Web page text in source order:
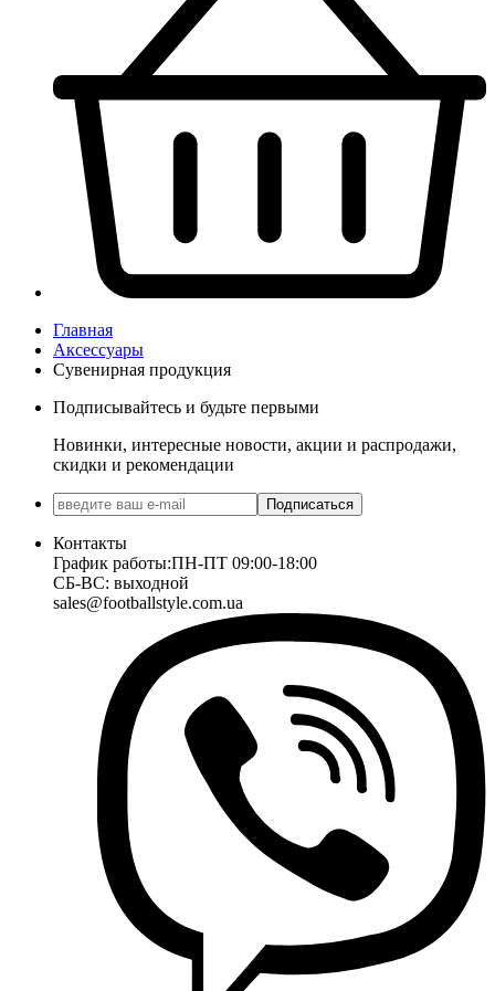
Главная
Аксессуары
Сувенирная продукция
Подписывайтесь и будьте первыми
Новинки, интересные новости, акции и распродажи,
скидки и рекомендации
Подписаться
Контакты
График работы:ПН-ПТ 09:00-18:00
СБ-ВС: выходной
sales@footballstyle.com.ua